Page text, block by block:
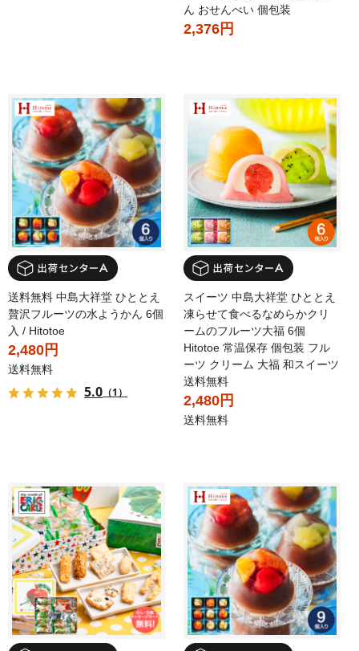
ん おせんべい 個包装
2,376円
送料無料 中島大祥堂 ひととえ
贅沢フルーツの水ようかん 6個
入 / Hitotoe
2,480円
送料無料
5.0 （1）
スイーツ 中島大祥堂 ひととえ
凍らせて食べるなめらかクリ
ームのフルーツ大福 6個
Hitotoe 常温保存 個包装 フル
ーツ クリーム 大福 和スイーツ
送料無料
2,480円
送料無料